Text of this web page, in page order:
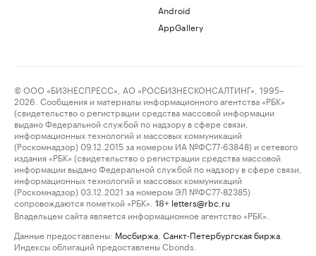
Android
AppGallery
© ООО «БИЗНЕСПРЕСС», АО «РОСБИЗНЕСКОНСАЛТИНГ», 1995–
2026. Сообщения и материалы информационного агентства «РБК»
(свидетельство о регистрации средства массовой информации
выдано Федеральной службой по надзору в сфере связи,
информационных технологий и массовых коммуникаций
(Роскомнадзор) 09.12.2015 за номером ИА №ФС77-63848) и сетевого
издания «РБК» (свидетельство о регистрации средства массовой
информации выдано Федеральной службой по надзору в сфере связи,
информационных технологий и массовых коммуникаций
(Роскомнадзор) 03.12.2021 за номером ЭЛ №ФС77-82385)
сопровождаются пометкой «РБК».
18+ letters@rbc.ru
Владельцем сайта является информационное агентство «РБК».
Данные предоставлены: Мосбиржа Санкт-Петербургская биржа
Индексы облигаций предоставлены Cbonds.